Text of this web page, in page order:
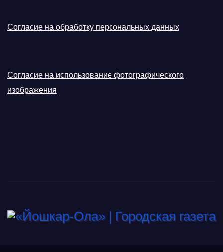
Согласие на обработку персональных данных
Согласие на использование фотографического
изображения